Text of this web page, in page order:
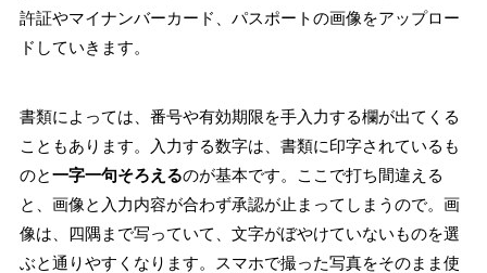
許証やマイナンバーカード、パスポートの画像をアップロー
ドしていきます。
書類によっては、番号や有効期限を手入力する欄が出てくる
こともあります。入力する数字は、書類に印字されているも
のと一字一句そろえるのが基本です。ここで打ち間違える
と、画像と入力内容が合わず承認が止まってしまうので。画
像は、四隅まで写っていて、文字がぼやけていないものを選
ぶと通りやすくなります。スマホで撮った写真をそのまま使